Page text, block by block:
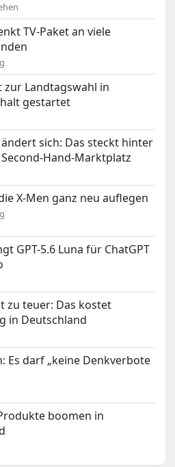
TV-Paket an viele
zur Landtagswahl in
gestartet
ändert sich: Das steckt hinter
Hand-Marktplatz
X-Men ganz neu auflegen
GPT-5.6 Luna für ChatGPT
zu teuer: Das kostet
in Deutschland
Es darf „keine Denkverbote
boomen in